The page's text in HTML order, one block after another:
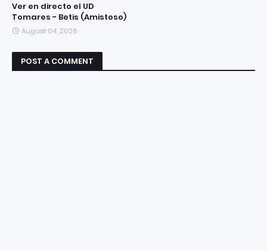
Ver en directo el UD
Tomares - Betis (Amistoso)
August 04, 2026
POST A COMMENT